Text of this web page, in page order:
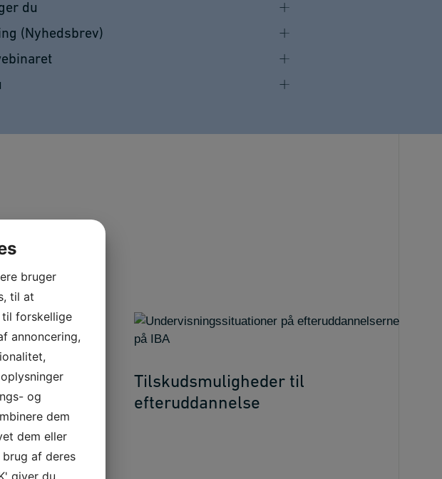
du
(Nyhedsbrev)
Tilskudsmuligheder til
efteruddannelse
bruger
til at
til forskellige
annoncering,
og
dem
dem eller
af deres
giver du